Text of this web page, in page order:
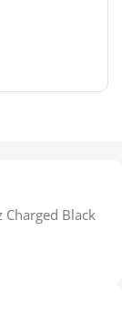
Black